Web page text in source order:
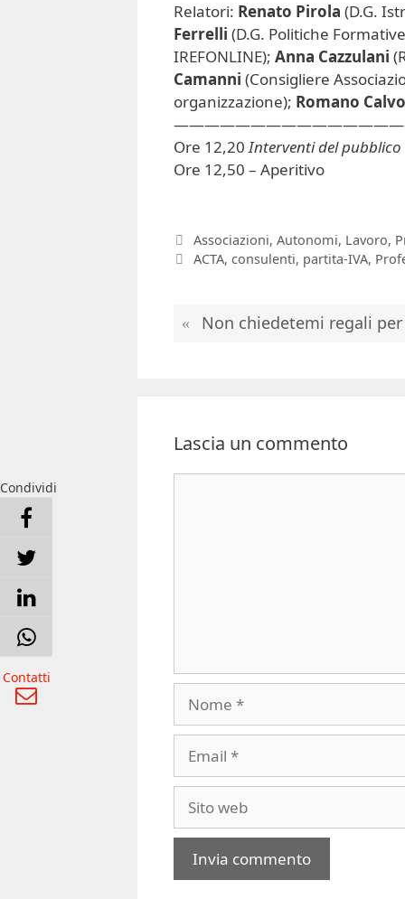
Relatori: Renato Pirola (D.G.
Ferrelli (D.G. Politiche
IREFONLINE); Anna Cazzulani
Camanni (Consigliere
organizzazione); Romano Calvo
Ore 12,20Interventi del pubblico
Ore 12,50 – Aperitivo
Categorie
Associazioni, Autonomi, Lavoro,
Tag
ACTA, consulenti, partita-IVA,
Non chiedetemi regali
Lascia un commento
web
Condividi
Contatti